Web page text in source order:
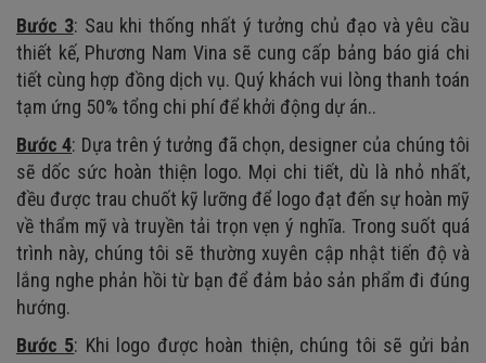
Bước 3: Sau khi thống nhất ý tưởng chủ đạo và yêu cầu
thiết kế, Phương Nam Vina sẽ cung cấp bảng báo giá chi
tiết cùng hợp đồng dịch vụ. Quý khách vui lòng thanh toán
tạm ứng 50% tổng chi phí để khởi động dự án..
Bước 4: Dựa trên ý tưởng đã chọn, designer của chúng tôi
sẽ dốc sức hoàn thiện logo. Mọi chi tiết, dù là nhỏ nhất,
đều được trau chuốt kỹ lưỡng để logo đạt đến sự hoàn mỹ
về thẩm mỹ và truyền tải trọn vẹn ý nghĩa. Trong suốt quá
trình này, chúng tôi sẽ thường xuyên cập nhật tiến độ và
lắng nghe phản hồi từ bạn để đảm bảo sản phẩm đi đúng
hướng.
Bước 5: Khi logo được hoàn thiện, chúng tôi sẽ gửi bản